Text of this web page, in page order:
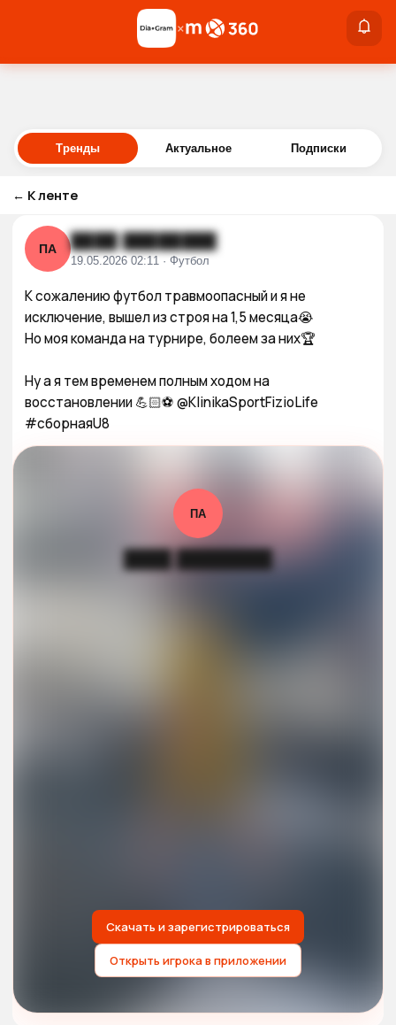
Войти
×
Тренды Актуальное Подписки
← К ленте
ПА ████ ████████
19.05.2026 02:11 · Футбол
К сожалению футбол травмоопасный и я не
исключение, вышел из строя на 1,5 месяца😭
Но моя команда на турнире, болеем за них🏆
Ну а я тем временем полным ходом на
восстановлении 💪🏻⚽️ @KlinikaSportFizioLife
#сборнаяU8
ПА
████ ████████
Скачать и зарегистрироваться
Открыть игрока в приложении